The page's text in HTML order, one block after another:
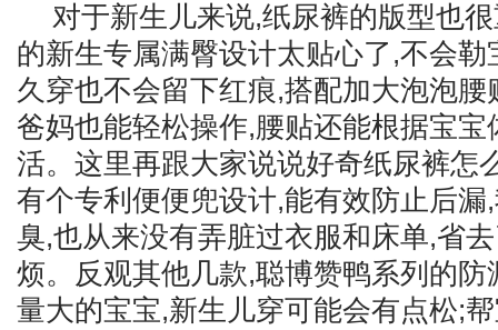
对于新生儿来说,纸尿裤的版型也
的新生专属满臀设计太贴心了,不会
久穿也不会留下红痕,搭配加大泡泡腰
爸妈也能轻松操作,腰贴还能根据宝宝
活。这里再跟大家说说好奇纸尿裤怎
有个专利便便兜设计,能有效防止后漏
臭,也从来没有弄脏过衣服和床单,省
烦。反观其他几款,聪博赞鸭系列的防
量大的宝宝,新生儿穿可能会有点松;